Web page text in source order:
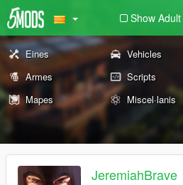
Show Adult
Eines Vehicles
Armes
Scripts
Mapes
Miscel·lanis
JeremiahBrave